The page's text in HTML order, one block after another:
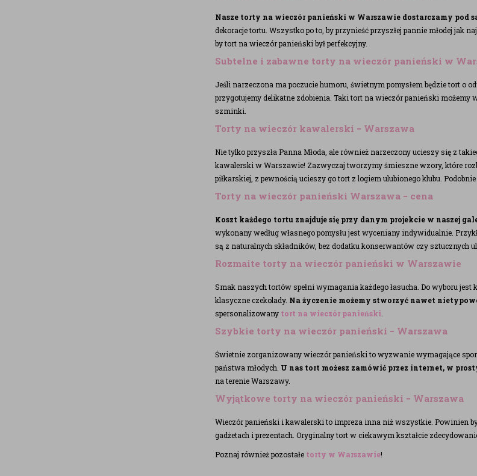
Nasze torty na wieczór panieński w Warszawie dostarczamy pod
dekoracje tortu. Wszystko po to, by przynieść przyszłej pannie młodej jak
by tort na wieczór panieński był perfekcyjny.
Subtelne i zabawne torty na wieczór panieński w
Jeśli narzeczona ma poczucie humoru, świetnym pomysłem będzie tort o
przygotujemy delikatne zdobienia. Taki tort na wieczór panieński
szminki.
Torty na wieczór kawalerski − Warszawa
Nie tylko przyszła Panna Młoda, ale również narzeczony ucieszy się z
kawalerski w Warszawie! Zazwyczaj tworzymy śmieszne wzory, które
piłkarskiej, z pewnością ucieszy go tort z logiem ulubionego klubu.
Torty na wieczór panieński Warszawa − cena
Koszt każdego tortu znajduje się przy danym projekcie w naszej
wykonany według własnego pomysłu jest wyceniany indywidualnie.
są z naturalnych składników, bez dodatku konserwantów czy sztucznych
Rozmaite torty na wieczór panieński w Warszawie
Smak naszych tortów spełni wymagania każdego łasucha. Do wyboru
klasyczne czekolady. Na życzenie możemy stworzyć nawet
spersonalizowany tort na wieczór panieński
Szybkie torty na wieczór panieński − Warszawa
Świetnie zorganizowany wieczór panieński to wyzwanie wymagające
państwa młodych. U nas tort możesz zamówić przez internet, w
na terenie Warszawy.
Wyjątkowe torty na wieczór panieński − Warszawa
Wieczór panieński i kawalerski to impreza inna niż wszystkie. Powinien
gadżetach i prezentach. Oryginalny tort w ciekawym kształcie
Poznaj również pozostałe torty w Warszawie!